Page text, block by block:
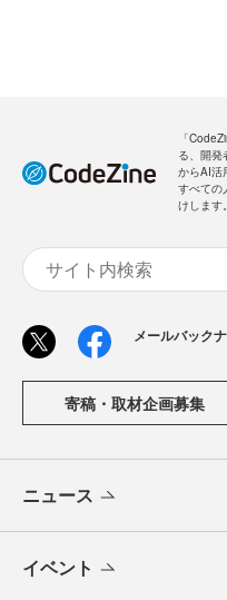
「
る、開発
からAI活
すべての
けします。
メールバック
寄稿・取材企画募集
ニュース
イベント